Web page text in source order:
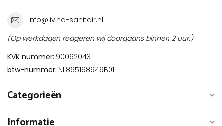
info@livinq-sanitair.nl
(Op werkdagen reageren wij doorgaans binnen 2 uur.)
KVK nummer: 90062043
btw-nummer: NL865198949B01
Categorieën
Informatie